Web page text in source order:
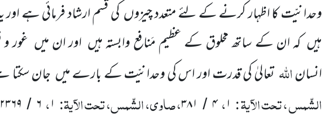
وحدانیّت کا اظہار کرنے کے لئے متعدد چیزوں کی قسم ارشاد فرمائی ہے اور
ہیں کہ ان کے ساتھ مخلوق کے عظیم مَنافع وابستہ ہیں اور ان میں غور
انساناللّٰہتعالیٰ کی قدرت اور اس کی وحدانیّت کے بارے میں جان سکتا
الشّمس ، تحت الآیۃ : ۱،۴ / ۳۸۱، صاوی، الشّمس، تحت الآیۃ: ۱، ۶ / ۲۳۶۹